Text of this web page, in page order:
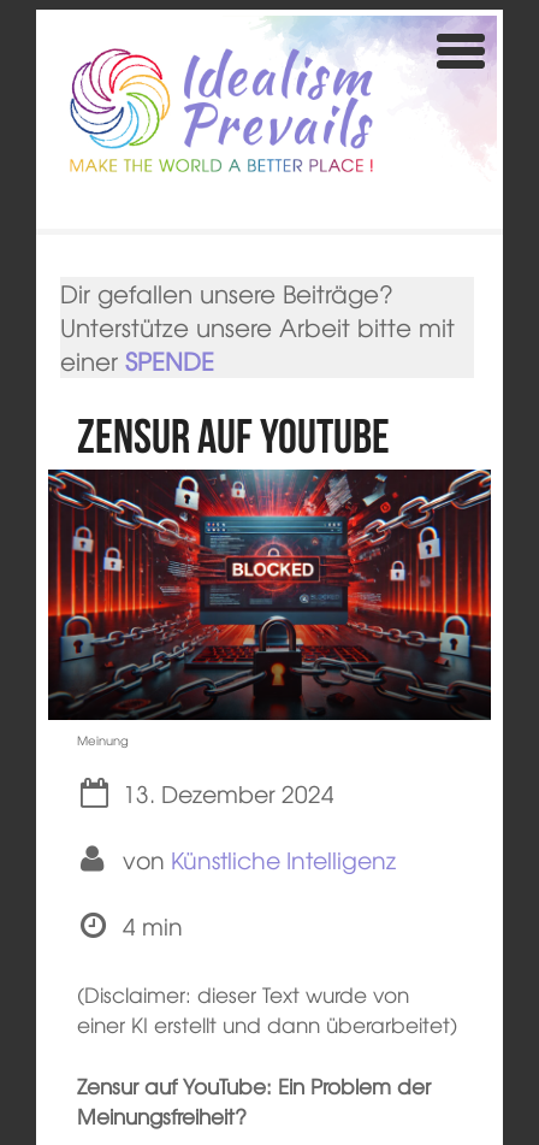
Dir gefallen unsere Beiträge?
Unterstütze unsere Arbeit bitte mit
einer SPENDE
Zensur auf YouTube
Meinung
13. Dezember 2024
von Künstliche Intelligenz
4 min
(Disclaimer: dieser Text wurde von
einer KI erstellt und dann überarbeitet)
Zensur auf YouTube: Ein Problem der
Meinungsfreiheit?